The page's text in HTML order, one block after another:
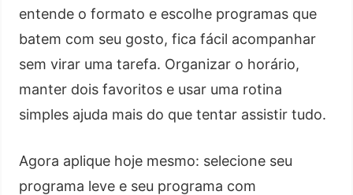
entende o formato e escolhe programas que
batem com seu gosto, fica fácil acompanhar
sem virar uma tarefa. Organizar o horário,
manter dois favoritos e usar uma rotina
simples ajuda mais do que tentar assistir tudo.
Agora aplique hoje mesmo: selecione seu
programa leve e seu programa com